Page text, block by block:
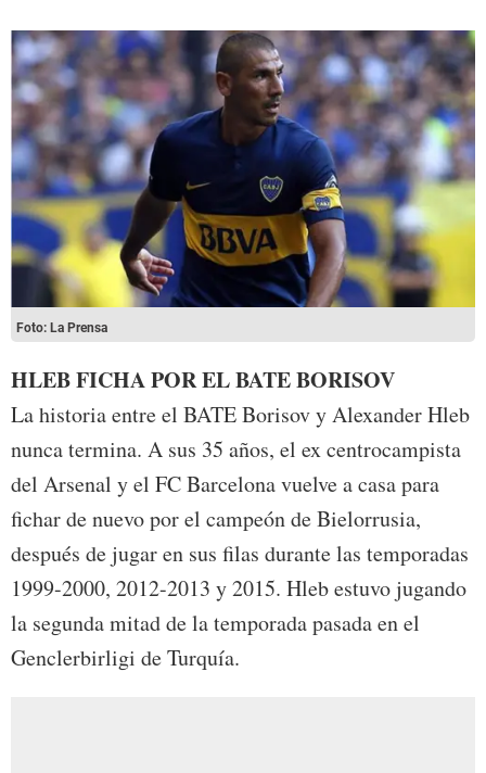
Foto: La Prensa
HLEB FICHA POR EL BATE BORISOV
La historia entre el BATE Borisov y Alexander Hleb
nunca termina. A sus 35 años, el ex centrocampista
del Arsenal y el FC Barcelona vuelve a casa para
fichar de nuevo por el campeón de Bielorrusia,
después de jugar en sus filas durante las temporadas
1999-2000, 2012-2013 y 2015. Hleb estuvo jugando
la segunda mitad de la temporada pasada en el
Genclerbirligi de Turquía.